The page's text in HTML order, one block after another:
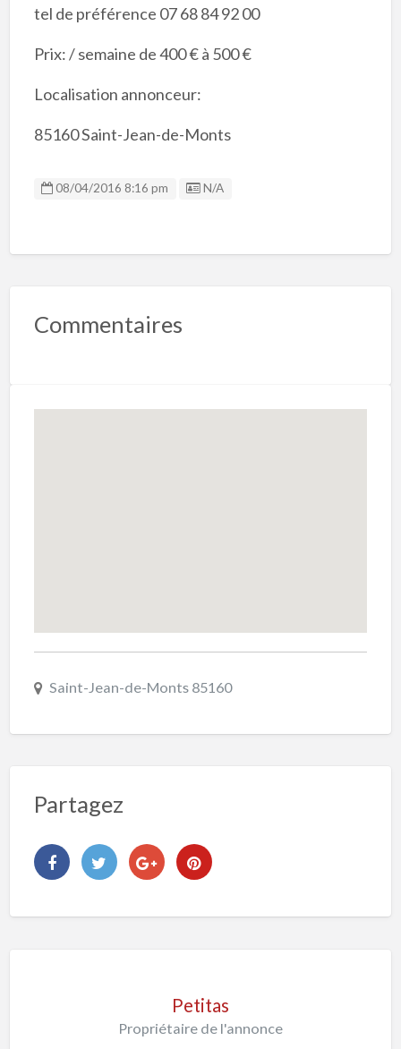
tel de préférence 07 68 84 92 00
Prix: / semaine de 400 € à 500 €
Localisation annonceur:
85160 Saint-Jean-de-Monts
08/04/2016 8:16 pm Listing ID
N/A
Commentaires
Saint-Jean-de-Monts 85160
Partagez
Petitas
Propriétaire de l'annonce